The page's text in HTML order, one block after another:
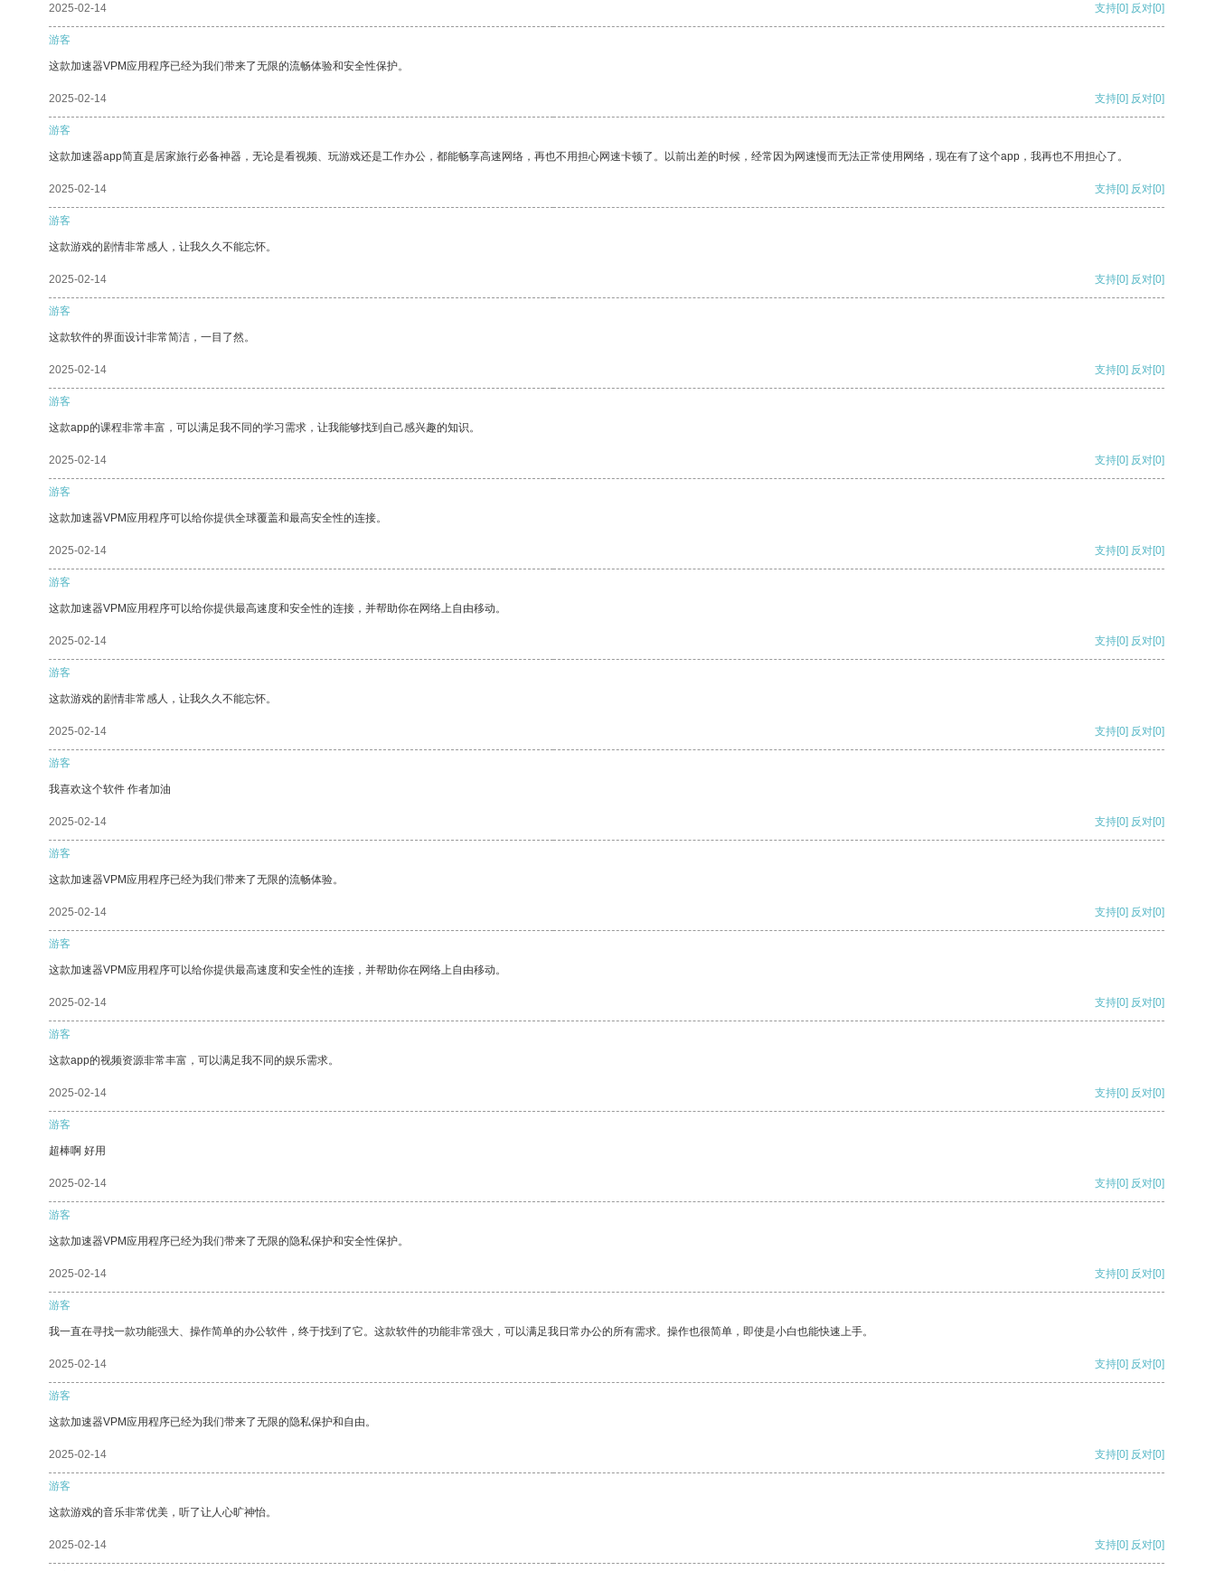
2025-02-14 支持[0] 反对[0]
游客
这款加速器VPM应用程序已经为我们带来了无限的流畅体验和安全性保护。
2025-02-14 支持[0] 反对[0]
游客
这款加速器app简直是居家旅行必备神器，无论是看视频、玩游戏还是工作办公，都能畅享高速网络，再也不用担心网速卡顿了。以前出差的时候，经常因为网速慢而无法正常使用网络，现在有了这个app，我再也不用担心了。
2025-02-14 支持[0] 反对[0]
游客
这款游戏的剧情非常感人，让我久久不能忘怀。
2025-02-14 支持[0] 反对[0]
游客
这款软件的界面设计非常简洁，一目了然。
2025-02-14 支持[0] 反对[0]
游客
这款app的课程非常丰富，可以满足我不同的学习需求，让我能够找到自己感兴趣的知识。
2025-02-14 支持[0] 反对[0]
游客
这款加速器VPM应用程序可以给你提供全球覆盖和最高安全性的连接。
2025-02-14 支持[0] 反对[0]
游客
这款加速器VPM应用程序可以给你提供最高速度和安全性的连接，并帮助你在网络上自由移动。
2025-02-14 支持[0] 反对[0]
游客
这款游戏的剧情非常感人，让我久久不能忘怀。
2025-02-14 支持[0] 反对[0]
游客
我喜欢这个软件 作者加油
2025-02-14 支持[0] 反对[0]
游客
这款加速器VPM应用程序已经为我们带来了无限的流畅体验。
2025-02-14 支持[0] 反对[0]
游客
这款加速器VPM应用程序可以给你提供最高速度和安全性的连接，并帮助你在网络上自由移动。
2025-02-14 支持[0] 反对[0]
游客
这款app的视频资源非常丰富，可以满足我不同的娱乐需求。
2025-02-14 支持[0] 反对[0]
游客
超棒啊 好用
2025-02-14 支持[0] 反对[0]
游客
这款加速器VPM应用程序已经为我们带来了无限的隐私保护和安全性保护。
2025-02-14 支持[0] 反对[0]
游客
我一直在寻找一款功能强大、操作简单的办公软件，终于找到了它。这款软件的功能非常强大，可以满足我日常办公的所有需求。操作也很简单，即使是小白也能快速上手。
2025-02-14 支持[0] 反对[0]
游客
这款加速器VPM应用程序已经为我们带来了无限的隐私保护和自由。
2025-02-14 支持[0] 反对[0]
游客
这款游戏的音乐非常优美，听了让人心旷神怡。
2025-02-14 支持[0] 反对[0]